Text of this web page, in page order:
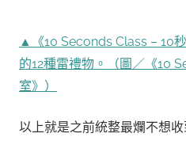
▲《10 Seconds Class – 10
的12種雷禮物。（圖／《10
室》）
以上就是之前統整最爛不想